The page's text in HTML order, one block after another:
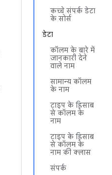
कच्चे संपर्क डेटा
के सोर्स
डेटा
कॉलम के बारे में
जानकारी देने
वाले नाम
सामान्य कॉलम
के नाम
टाइप के हिसाब
से कॉलम के
नाम
टाइप के हिसाब
से कॉलम के
नाम की क्लास
संपर्क